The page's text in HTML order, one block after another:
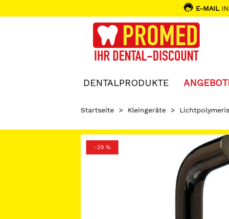
E-MAIL
DENTALPRODUKTE
Startseite > Kleingeräte >
-29 %